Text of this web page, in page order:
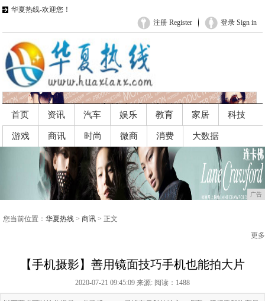
华夏热线-欢迎您！
登录 Sign in
注册 Register
首页 资讯 汽车 娱乐 教育 家居 科技
游戏 商讯 时尚 微商 消费 大数据
广告
您当前位置： 华夏热线 > 商讯 > 正文
更多
【手机摄影】善用镜面技巧手机也能拍大片
2020-07-21 09:45:09 来源: 阅读：1488